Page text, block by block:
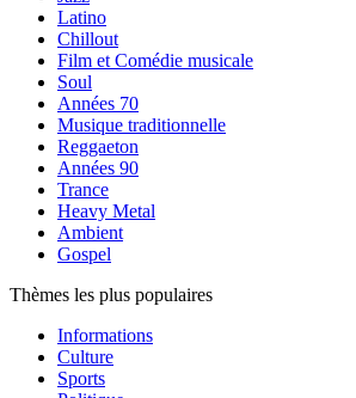
Latino
Chillout
Film et Comédie musicale
Soul
Années 70
Musique traditionnelle
Reggaeton
Années 90
Trance
Heavy Metal
Ambient
Gospel
Thèmes les plus populaires
Informations
Culture
Sports